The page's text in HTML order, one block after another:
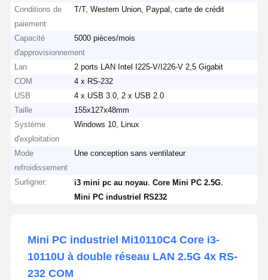
Conditions de
paiement
T/T, Western Union, Paypal, carte de crédit
Capacité
d'approvisionnement
5000 pièces/mois
Lan
2 ports LAN Intel I225-V/I226-V 2,5 Gigabit
COM
4 x RS-232
USB
4 x USB 3.0, 2 x USB 2.0
Taille
155x127x48mm
Système
d'exploitation
Windows 10, Linux
Mode
refroidissement
Une conception sans ventilateur
Surligner: i3 mini pc au noyau ,Core Mini PC 2.5G
Mini PC industriel RS232
Mini PC industriel Mi10110C4 Core i3-
10110U à double réseau LAN 2.5G 4x RS-
232 COM